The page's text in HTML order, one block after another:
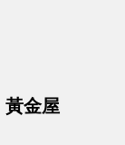
黃金屋